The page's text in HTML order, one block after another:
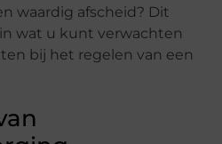
waardig afscheid? Dit
wat u kunt verwachten
bij het regelen van een